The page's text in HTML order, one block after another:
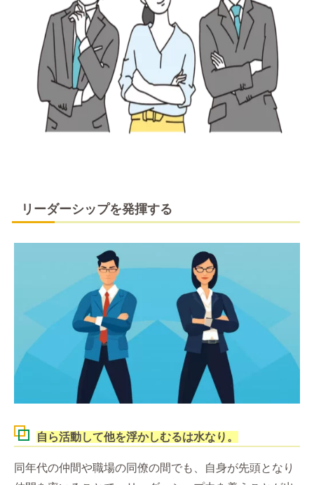
リーダーシップを発揮する
自ら活動して他を浮かしむるは水なり。
同年代の仲間や職場の同僚の間でも、自身が先頭となり